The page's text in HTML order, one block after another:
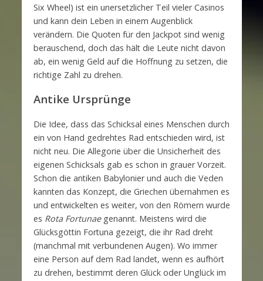
Six Wheel) ist ein unersetzlicher Teil vieler Casinos
und kann dein Leben in einem Augenblick
verändern. Die Quoten für den Jackpot sind wenig
berauschend, doch das hält die Leute nicht davon
ab, ein wenig Geld auf die Hoffnung zu setzen, die
richtige Zahl zu drehen.
Antike Ursprünge
Die Idee, dass das Schicksal eines Menschen durch
ein von Hand gedrehtes Rad entschieden wird, ist
nicht neu. Die Allegorie über die Unsicherheit des
eigenen Schicksals gab es schon in grauer Vorzeit.
Schon die antiken Babylonier und auch die Veden
kannten das Konzept, die Griechen übernahmen es
und entwickelten es weiter, von den Römern wurde
es Rota Fortunaegenannt. Meistens wird die
Glücksgöttin Fortuna gezeigt, die ihr Rad dreht
(manchmal mit verbundenen Augen). Wo immer
eine Person auf dem Rad landet, wenn es aufhört
zu drehen, bestimmt deren Glück oder Unglück im